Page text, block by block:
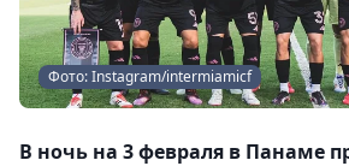
Фото: Instagram/intermiamicf
В ночь на 3 февраля в Панаме